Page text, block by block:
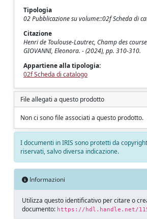
Tipologia
02 Pubblicazione su volume::02f Scheda di
Citazione
Henri de Toulouse-Lautrec, Champ des
GIOVANNI, Eleonora. - (2024), pp. 310-310.
Appartiene alla tipologia:
02f Scheda di catalogo
File allegati a questo prodotto
Non ci sono file associati a questo prodotto.
I documenti in IRIS sono protetti da
riservati, salvo diversa indicazione.
Informazioni
Utilizza questo identificativo per citare o
documento: https://hdl.handle.net/